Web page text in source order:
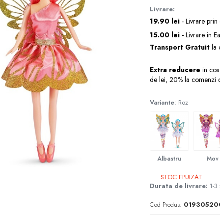
Livrare:
19.90 lei- Livrare
15.00 lei - Livrare in
Transport Gratuitla
Extra reducere in
de lei, 20% la
Variante: Roz
Albastru Mov
STOC EPUIZAT
Durata de livrare: 1-
Cod Produs: